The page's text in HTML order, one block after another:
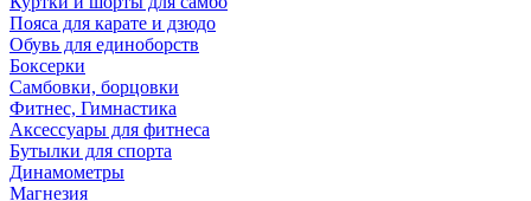
Пояса для карате и дзюдо
Обувь для единоборств
Боксерки
Самбовки, борцовки
Фитнес, Гимнастика
Аксессуары для фитнеса
Бутылки для спорта
Динамометры
Магнезия